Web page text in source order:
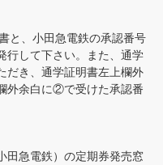
と、小田急電鉄の承認番号
行して下さい。また、通学
だき、通学証明書左上欄外
外余白に②で受けた承認番
田急電鉄）の定期券発売窓